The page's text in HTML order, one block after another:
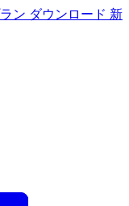
ン ダウンロード 新